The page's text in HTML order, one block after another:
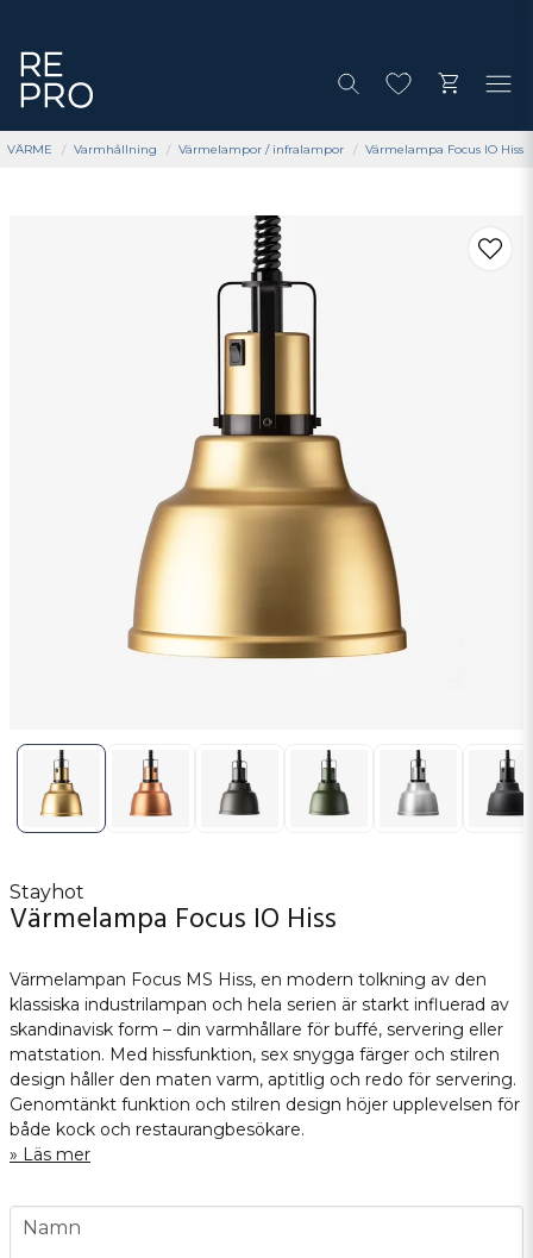
VÄRME Varmhållning Värmelampor / infralampor Värmelampa Focus IO Hiss
Stayhot
Värmelampa Focus IO Hiss
Värmelampan Focus MS Hiss, en modern tolkning av den
klassiska industrilampan och hela serien är starkt influerad av
skandinavisk form – din varmhållare för buffé, servering eller
matstation. Med hissfunktion, sex snygga färger och stilren
design håller den maten varm, aptitlig och redo för servering.
Genomtänkt funktion och stilren design höjer upplevelsen för
både kock och restaurangbesökare.
Läs mer
name
Namn